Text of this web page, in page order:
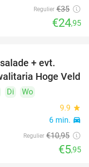
Regulier €35
€24,95
+ evt.
Hoge Veld
Di
Wo
9.9 star
6 min. directions_car
Regulier €10,95
€5,95